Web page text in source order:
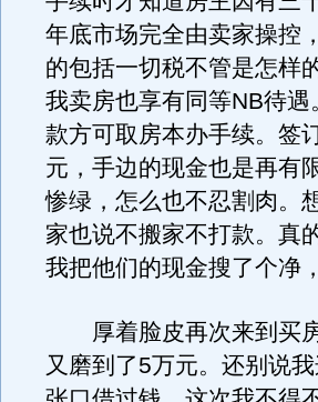
年底市场完全由卖家操控
的包括一切税不管是怎样
我卖房也享有同等NB待
款方可取房本办手续。签
元，手边的现金也是再有
惨绿，怎么也不忍割肉。
家也说不搬家不打款。真
我把他们的现金搜了个净
厚着脸皮再次来到买房
又磨到了5万元。还别说